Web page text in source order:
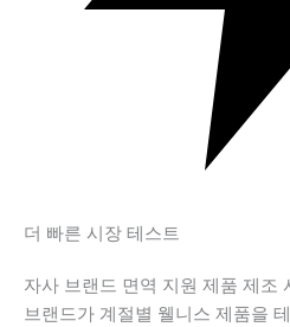
더 빠른 시장 테스트
자사 브랜드 면역 지원 제품 제조
브랜드가 계절별 웰니스 제품을